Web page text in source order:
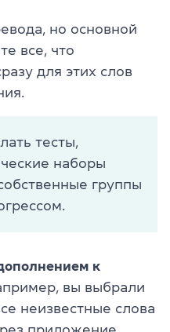
но основной
все, что
для этих слов
тесты,
наборы
группы
к
вы выбрали
неизвестные слова